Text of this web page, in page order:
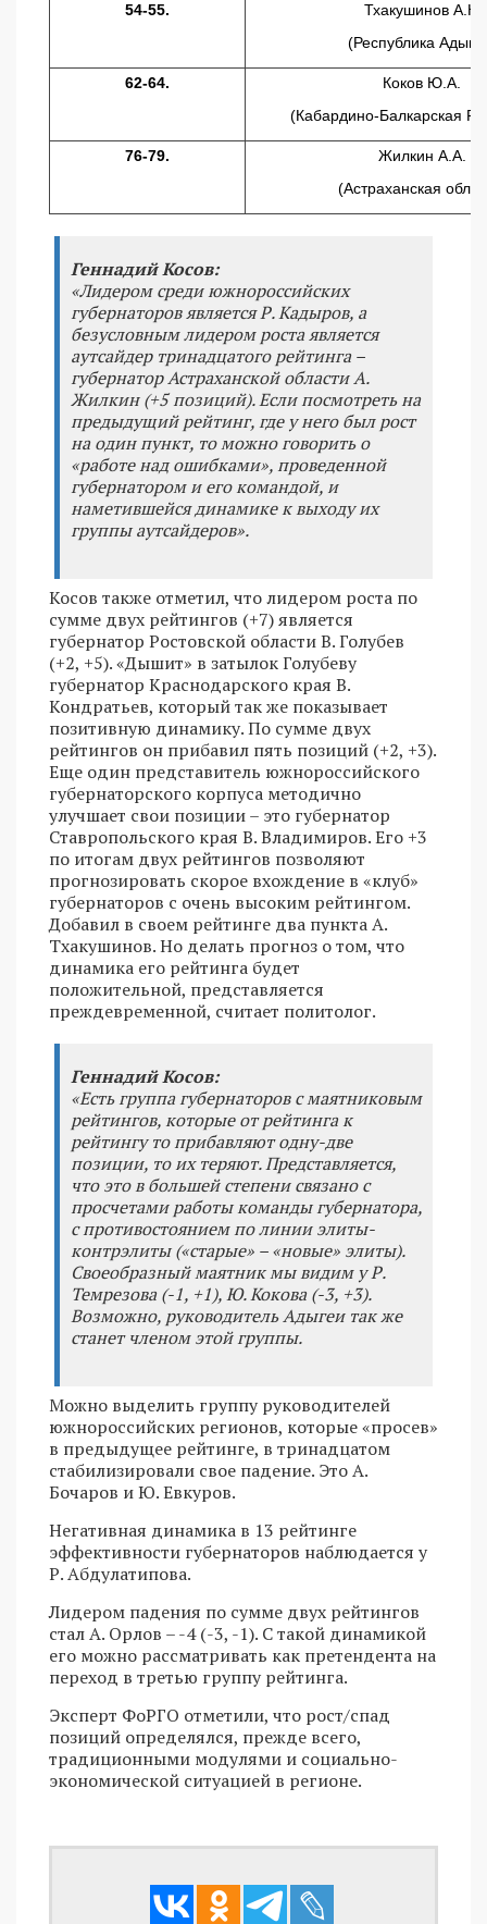
54-55.
Тхакушинов А.К.
(Республика
62-64.
Коков Ю.А.
(Кабардино-Балкарская
76-79.
Жилкин А.А.
(Астраханская
Геннадий Косов:
«Лидером среди южнороссийских
губернаторов является Р. Кадыров, а
безусловным лидером роста является
аутсайдер тринадцатого рейтинга –
губернатор Астраханской области А.
Жилкин (+5 позиций). Если посмотреть на
предыдущий рейтинг, где у него был рост
на один пункт, то можно говорить о
«работе над ошибками», проведенной
губернатором и его командой, и
наметившейся динамике к выходу их
группы аутсайдеров».
Косов также отметил, что лидером роста по
сумме двух рейтингов (+7) является
губернатор Ростовской области В. Голубев
(+2, +5). «Дышит» в затылок Голубеву
губернатор Краснодарского края В.
Кондратьев, который так же показывает
позитивную динамику. По сумме двух
рейтингов он прибавил пять позиций (+2, +3).
Еще один представитель южнороссийского
губернаторского корпуса методично
улучшает свои позиции – это губернатор
Ставропольского края В. Владимиров. Его +3
по итогам двух рейтингов позволяют
прогнозировать скорое вхождение в «клуб»
губернаторов с очень высоким рейтингом.
Добавил в своем рейтинге два пункта А.
Тхакушинов. Но делать прогноз о том, что
динамика его рейтинга будет
положительной, представляется
преждевременной, считает политолог.
Геннадий Косов:
«Есть группа губернаторов с маятниковым
рейтингов, которые от рейтинга к
рейтингу то прибавляют одну-две
позиции, то их теряют. Представляется,
что это в большей степени связано с
просчетами работы команды губернатора,
с противостоянием по линии элиты-
контрэлиты («старые» – «новые» элиты).
Своеобразный маятник мы видим у Р.
Темрезова (-1, +1), Ю. Кокова (-3, +3).
Возможно, руководитель Адыгеи так же
станет членом этой группы.
Можно выделить группу руководителей
южнороссийских регионов, которые «просев»
в предыдущее рейтинге, в тринадцатом
стабилизировали свое падение. Это А.
Бочаров и Ю. Евкуров.
Негативная динамика в 13 рейтинге
эффективности губернаторов наблюдается у
Р. Абдулатипова.
Лидером падения по сумме двух рейтингов
стал А. Орлов – -4 (-3, -1). С такой динамикой
его можно рассматривать как претендента на
переход в третью группу рейтинга.
Эксперт ФоРГО отметили, что рост/спад
позиций определялся, прежде всего,
традиционными модулями и социально-
экономической ситуацией в регионе.